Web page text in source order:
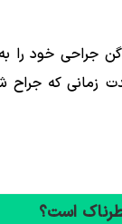
زمانی که جراح
است؟